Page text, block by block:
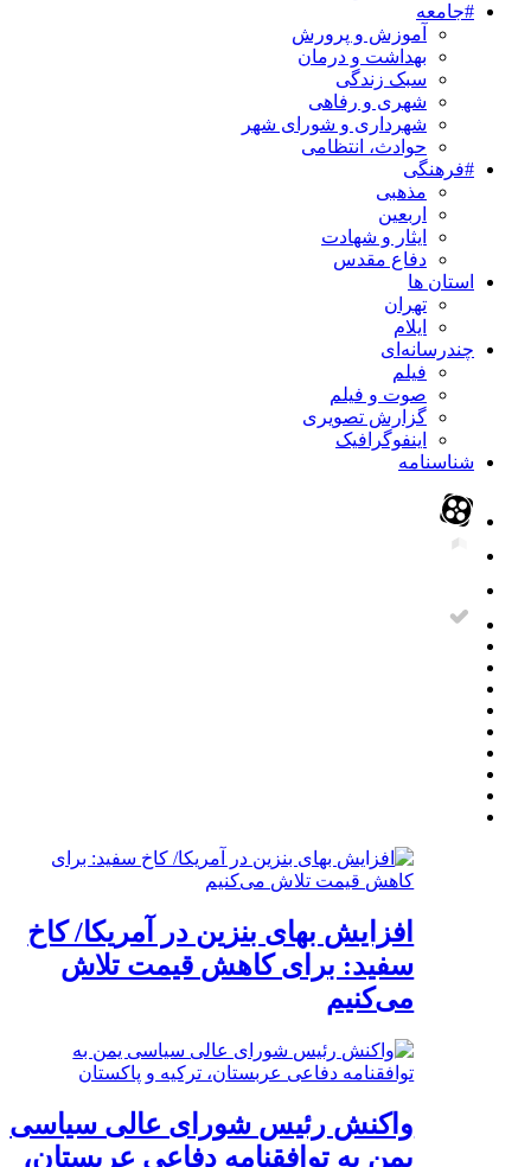
#جامعه
آموزش و پرورش
بهداشت و درمان
سبک زندگی
شهری و رفاهی
شهرداری و شورای شهر
حوادث، انتظامی
#فرهنگی
مذهبی
اربعین
ایثار و شهادت
دفاع مقدس
استان ها
تهران
ایلام
چندرسانه‌ای
فیلم
صوت و فیلم
گزارش تصویری
اینفوگرافیک
شناسنامه
افزایش بهای بنزین در آمریکا/ کاخ
سفید: برای کاهش قیمت تلاش
می‌کنیم
واکنش رئیس شورای عالی سیاسی
یمن به توافقنامه دفاعی عربستان،